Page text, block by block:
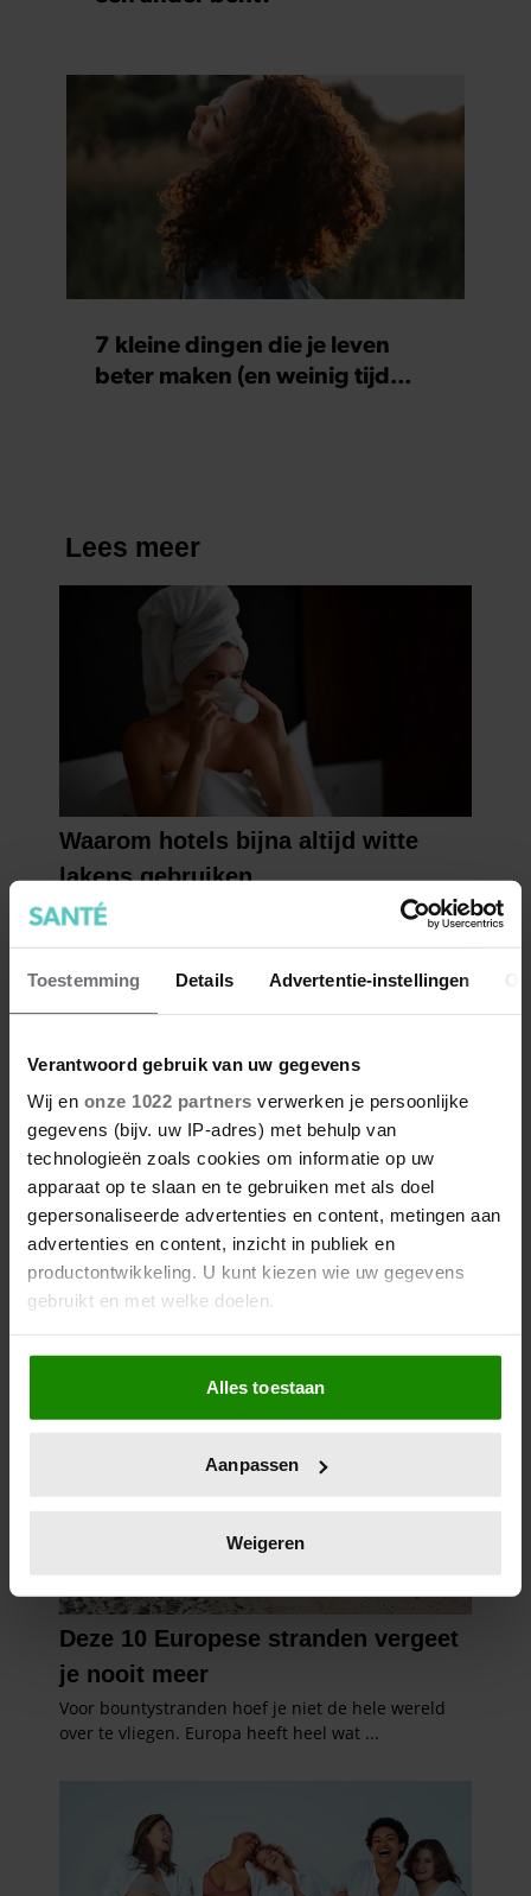
Toestemming Details Advertentie-instellingen
Verantwoord gebruik van uw gegevens
Wij en onze 1022 partners verwerken je persoonlijke
gegevens (bijv. uw IP-adres) met behulp van
technologieën zoals cookies om informatie op uw
apparaat op te slaan en te gebruiken met als doel
gepersonaliseerde advertenties en content, metingen aan
advertenties en content, inzicht in publiek en
productontwikkeling. U kunt kiezen wie uw gegevens
gebruikt en met welke doelen.
Als u het toestaat, willen we ook graag:
Informatie verzamelen over uw geografische
locatie, die tot een paar meter nauwkeurig kan zijn
scannen op specifieke eigenschappen (fingerprinting)
verwerkt en stel uw voorkeuren in het
intrekken in de Cookieverklaring.
We gebruiken cookies om content en advertenties te
personaliseren, om functies voor social media te bieden
en om ons websiteverkeer te analyseren. Ook delen we
informatie over uw gebruik van onze site met onze
informatie die u aan ze heeft verstrekt of die ze hebben
verzameld op basis van uw gebruik van hun services. U
gaat akkoord met onze cookies als u onze website blijft
Alles toestaan
Aanpassen
Weigeren
7 kleine dingen die je leven
beter maken (en weinig tijd